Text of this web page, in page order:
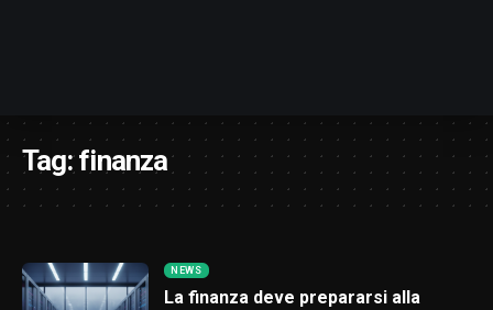
Tag:finanza
NEWS
La finanza deve prepararsi alla